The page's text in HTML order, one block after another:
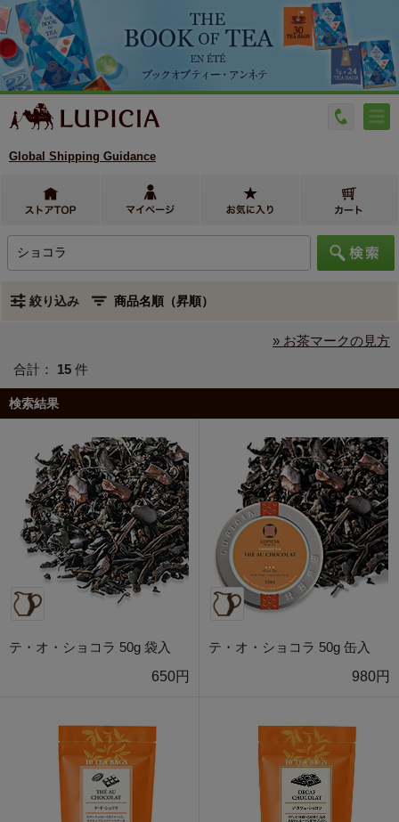
Global Shipping Guidance
絞り込み
» お茶マークの見方
合計： 15 件
検索結果
テ・オ・ショコラ 50g 袋入
650円
テ・オ・ショコラ 50g 缶入
980円